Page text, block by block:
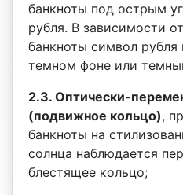
банкноты под острым
рубля. В зависимости
банкноты символ рубля
темном фоне или
2.3. Оптически-
(подвижное кольцо),
банкноты на
солнца наблюдается
блестящее кольцо;